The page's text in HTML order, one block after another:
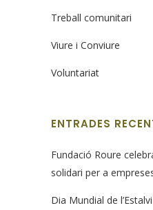
Treball comunitari
Viure i Conviure
Voluntariat
ENTRADES
Fundació Roure
solidari per a
Dia Mundial de